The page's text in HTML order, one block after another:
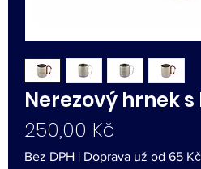
Nerezový hrnek
250,00 Kč
Bez DPH | Doprava už od 65 Kč